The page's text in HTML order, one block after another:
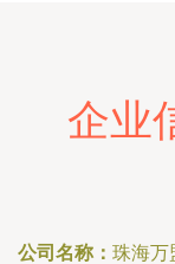
企业
公司名称： 珠海万